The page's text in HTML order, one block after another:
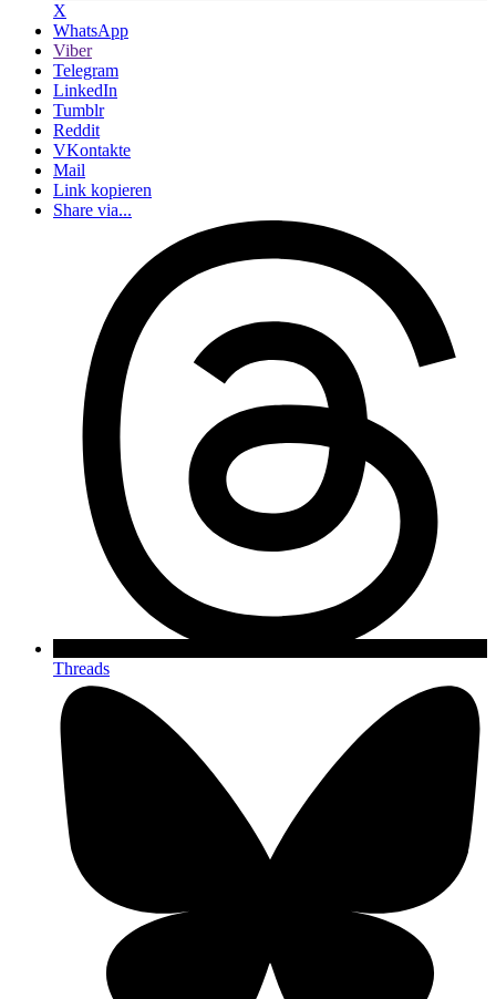
X
WhatsApp
Viber
Telegram
LinkedIn
Tumblr
Reddit
VKontakte
Mail
Link kopieren
Share via...
Threads